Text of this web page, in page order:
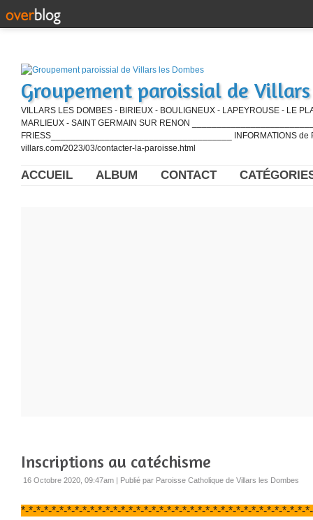
Groupement paroissial de
VILLARS LES DOMBES - BIRIEUX - BOULIGNEUX - LAPEYROUSE - LE
MARLIEUX - SAINT GERMAIN SUR RENON
FRIESS_____________________________________ INFORMATIONS de
villars.com/2023/03/contacter-la-paroisse.html
ACCUEIL ALBUM CONTACT
Inscriptions au catéchisme
16 Octobre 2020, 09:47am | Publié par Paroisse Catholique de Villars les Dombes
*-*-*-*-*-*-*-*-*-*-*-*-*-*-*-*-*-*-*-*-*-*-*-*-*-*-*-*-*-*-*-*-*-*-*-*-*-